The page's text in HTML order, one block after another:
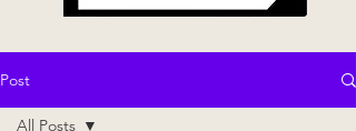
Post
All Posts